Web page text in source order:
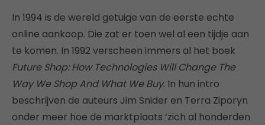
In 1994 is de wereld getuige van de eerste echte
online aankoop. Die zat er toen wel al een tijdje aan
te komen. In 1992 verscheen immers al het boek
Future Shop: How Technologies Will Change The
Way We Shop And What We Buy. In hun intro
beschrijven de auteurs Jim Snider en Terra Ziporyn
onder meer hoe de marktplaats ‘zich al honderden